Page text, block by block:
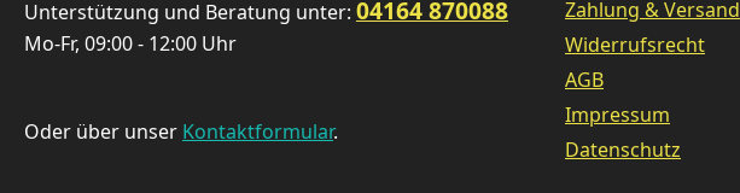
Unterstützung und Beratung unter: 04164 870088
Mo-Fr, 09:00 - 12:00 Uhr
Oder über unser Kontaktformular.
Zahlung & Versand
Widerrufsrecht
AGB
Impressum
Datenschutz